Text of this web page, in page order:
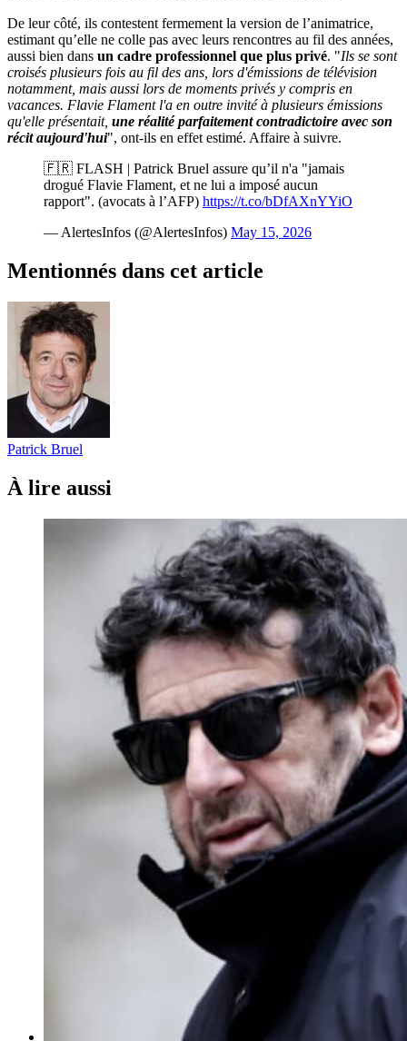
De leur côté, ils contestent fermement la version de l’animatrice,
estimant qu’elle ne colle pas avec leurs rencontres au fil des années,
aussi bien dans un cadre professionnel que plus privé. "Ils se sont
croisés plusieurs fois au fil des ans, lors d'émissions de télévision
notamment, mais aussi lors de moments privés y compris en
vacances. Flavie Flament l'a en outre invité à plusieurs émissions
qu'elle présentait, une réalité parfaitement contradictoire avec son
récit aujourd'hui", ont-ils en effet estimé. Affaire à suivre.
🇫🇷 FLASH | Patrick Bruel assure qu’il n'a "jamais
drogué Flavie Flament, et ne lui a imposé aucun
rapport". (avocats à l’AFP) https://t.co/bDfAXnYYiO
— AlertesInfos (@AlertesInfos) May 15, 2026
Mentionnés dans cet article
Patrick Bruel
À lire aussi